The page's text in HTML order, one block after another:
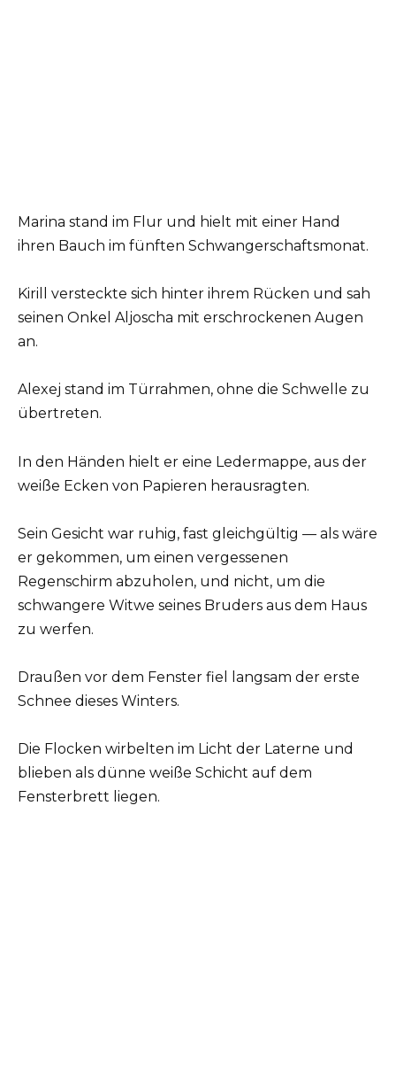
Marina stand im Flur und hielt mit einer Hand
ihren Bauch im fünften Schwangerschaftsmonat.
Kirill versteckte sich hinter ihrem Rücken und sah
seinen Onkel Aljoscha mit erschrockenen Augen
an.
Alexej stand im Türrahmen, ohne die Schwelle zu
übertreten.
In den Händen hielt er eine Ledermappe, aus der
weiße Ecken von Papieren herausragten.
Sein Gesicht war ruhig, fast gleichgültig — als wäre
er gekommen, um einen vergessenen
Regenschirm abzuholen, und nicht, um die
schwangere Witwe seines Bruders aus dem Haus
zu werfen.
Draußen vor dem Fenster fiel langsam der erste
Schnee dieses Winters.
Die Flocken wirbelten im Licht der Laterne und
blieben als dünne weiße Schicht auf dem
Fensterbrett liegen.